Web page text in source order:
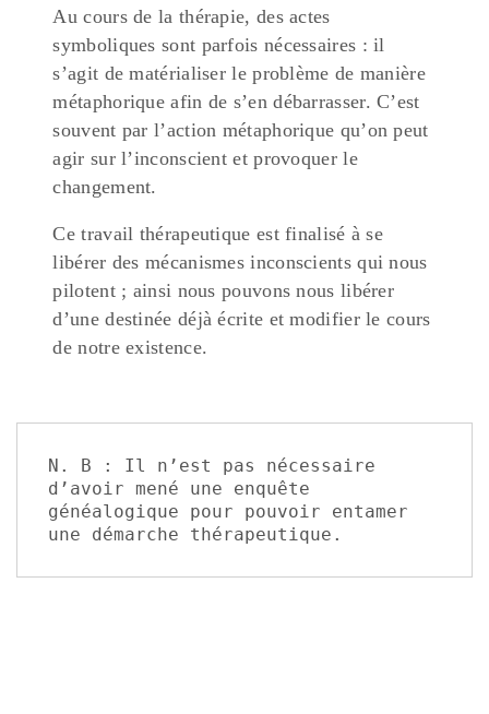
Au cours de la thérapie, des actes
symboliques sont parfois nécessaires : il
s’agit de matérialiser le problème de manière
métaphorique afin de s’en débarrasser. C’est
souvent par l’action métaphorique qu’on peut
agir sur l’inconscient et provoquer le
changement.
Ce travail thérapeutique est finalisé à se
libérer des mécanismes inconscients qui nous
pilotent ; ainsi nous pouvons nous libérer
d’une destinée déjà écrite et modifier le cours
de notre existence.
N. B : Il n’est pas nécessaire
d’avoir mené une enquête
généalogique pour pouvoir entamer
une démarche thérapeutique.